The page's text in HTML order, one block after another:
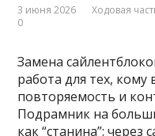
3 июня 2026 Ходовая
0
Замена
работа для тех,
повторяемость и
Подрамник на
как “станина”: через